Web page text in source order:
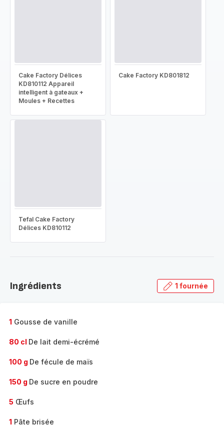
Cake Factory Délices
KD810112 Appareil
intelligent à gateaux +
Moules + Recettes
Cake Factory KD801812
Tefal Cake Factory
Délices KD810112
Ingrédients 1 fournée
1 Gousse de vanille
80 cl De lait demi-écrémé
100 g De fécule de maïs
150 g De sucre en poudre
5 Œufs
1 Pâte brisée